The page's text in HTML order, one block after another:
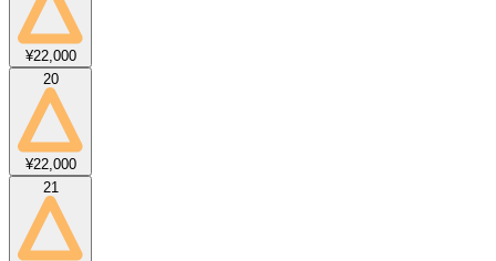
¥22,000
20
¥22,000
21